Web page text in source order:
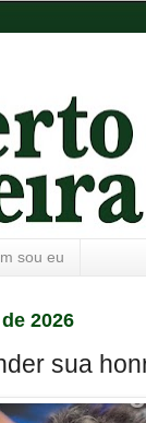
sou eu
2026
sua